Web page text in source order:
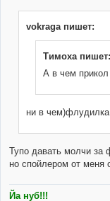
vokraga пишет:
Тимоха пишет:
А в чем прикол
ни в
Тупо давать молчи за
но спойлером от меня
Йа нуб!!!